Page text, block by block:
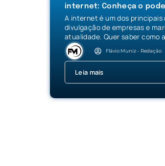
internet: Conheça o
A internet é um dos principais
divulgação de empresas e
atualidade. Quer saber como
Flávio Muniz - Redação
Leia mais